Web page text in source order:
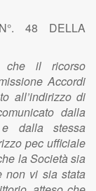
48 DELLA
che il ricorso
Accordi
all’indirizzo di
dalla
e dalla stessa
pec ufficiale
la Società sia
non vi sia stata